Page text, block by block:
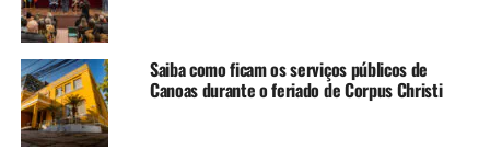
UPA Hugo Simões Lagranha/24h (Rua Cairu, 600,
bairro Rio Branco)
UPA Carlos Giacomazzi/24h (Avenida Boqueirão,
2900, bairro Guajuviras)
UPA Liberty Dick Conter/24h (Rua Caçapava, 201,
Saiba como ficam os serviços públicos de
Canoas durante o feriado de Corpus Christi